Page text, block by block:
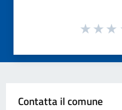
Contatta il comune